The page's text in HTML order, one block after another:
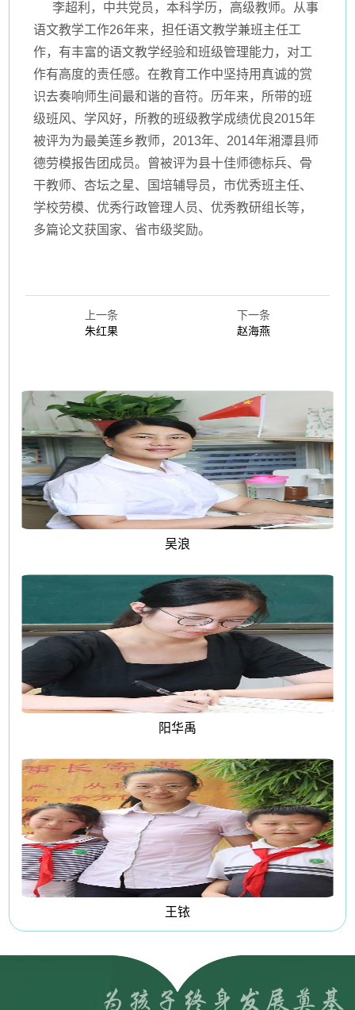
李超利，中共党员，本科学历，高级教师。从事
语文教学工作26年来，担任语文教学兼班主任工
作，有丰富的语文教学经验和班级管理能力，对工
作有高度的责任感。在教育工作中坚持用真诚的赏
识去奏响师生间最和谐的音符。历年来，所带的班
级班风、学风好，所教的班级教学成绩优良2015年
被评为为最美莲乡教师，2013年、2014年湘潭县师
德劳模报告团成员。曾被评为县十佳师德标兵、骨
干教师、杏坛之星、国培辅导员，市优秀班主任、
学校劳模、优秀行政管理人员、优秀教研组长等，
多篇论文获国家、省市级奖励。
上一条
朱红果
下一条
赵海燕
吴浪
阳华禹
王铱